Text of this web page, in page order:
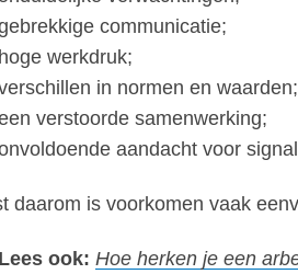
communicatie;
hoge werkdruk;
in normen en waarden;
verstoorde samenwerking;
aandacht voor
daarom is voorkomen vaak
Lees ook: Hoe herken je een